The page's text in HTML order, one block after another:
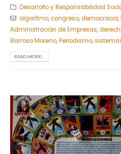
Desarrollo y Responsabilidad
algoritmo,congreso,democracia,
Administración de Empresas,
Barroso Moreno,Periodismo,
READ MORE...